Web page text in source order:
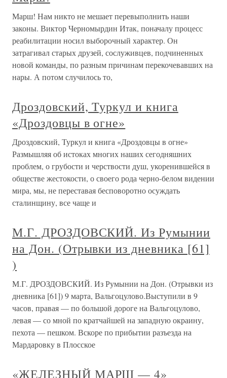
Марш! Нам никто не мешает перевыполнить наши
законы. Виктор Черномырдин Итак, поначалу процесс
реабилитации носил выборочный характер. Он
затрагивал старых друзей, сослуживцев, подчиненных
новой команды, по разным причинам перекочевавших на
нары. А потом случилось то,
Дроздовский, Туркул и книга
«Дроздовцы в огне»
Дроздовский, Туркул и книга «Дроздовцы в огне»
Размышляя об истоках многих наших сегодняшних
проблем, о грубости и черствости душ, укоренившейся в
обществе жестокости, о своего рода черно-белом видении
мира, мы, не переставая бесповоротно осуждать
сталинщину, все чаще и
М.Г. ДРОЗДОВСКИЙ. Из Румынии
на Дон. (Отрывки из дневника [61]
)
М.Г. ДРОЗДОВСКИЙ. Из Румынии на Дон. (Отрывки из
дневника [61]) 9 марта, Вальгоцулово.Выступили в 9
часов, правая — по большой дороге на Вальгоцулово,
левая — со мной по кратчайшей на западную окраину,
пехота — пешком. Вскоре по прибытии разъезда на
Мардаровку в Плосское
«ЖЕЛЕЗНЫЙ МАРШ — 4»